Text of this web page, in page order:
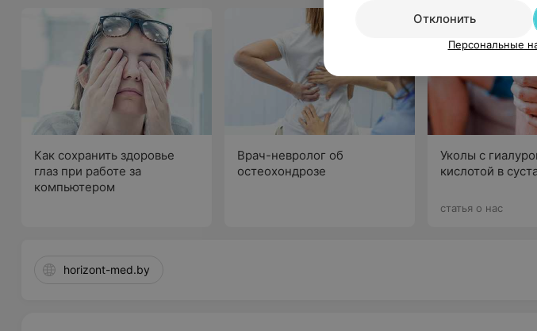
Как сохранить здоровье
глаз при работе за
компьютером
Врач-невролог об
остеохондрозе
Уколы с
кислотой в
статья о нас
horizont-med.by
Отклонить
Персональные